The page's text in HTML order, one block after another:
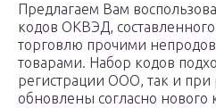
Предлагаем Вам
кодов ОКВЭД,
торговлю прочими
товарами. Набор кодов
регистрации ООО, так и
обновлены согласно нового